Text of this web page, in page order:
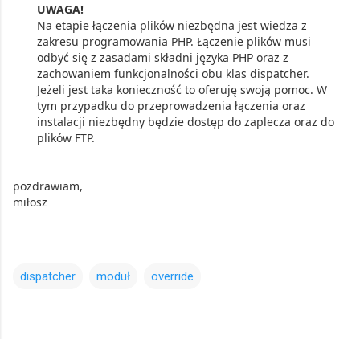
UWAGA!
Na etapie łączenia plików niezbędna jest wiedza z
zakresu programowania PHP. Łączenie plików musi
odbyć się z zasadami składni języka PHP oraz z
zachowaniem funkcjonalności obu klas dispatcher.
Jeżeli jest taka konieczność to oferuję swoją pomoc. W
tym przypadku do przeprowadzenia łączenia oraz
instalacji niezbędny będzie dostęp do zaplecza oraz do
plików FTP.
pozdrawiam,
miłosz
dispatcher moduł override